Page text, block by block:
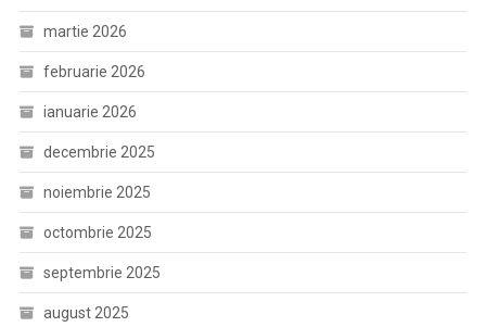
martie 2026
februarie 2026
ianuarie 2026
decembrie 2025
noiembrie 2025
octombrie 2025
septembrie 2025
august 2025